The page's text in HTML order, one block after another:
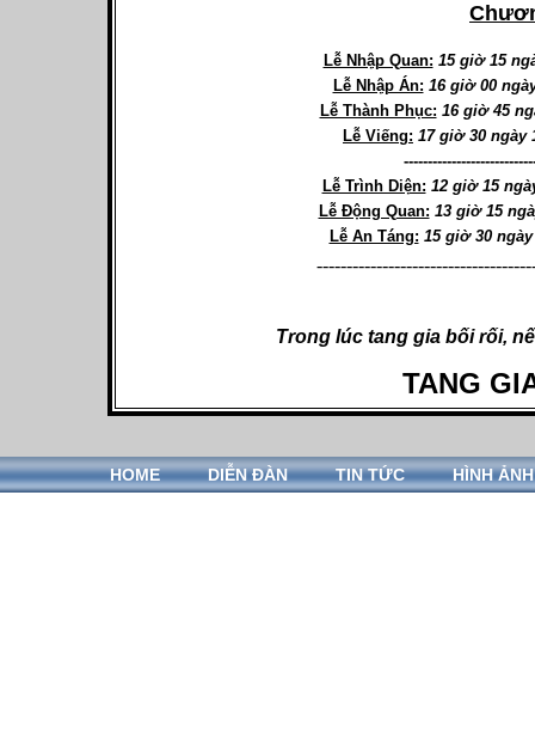
Lễ Nhập Quan: 15 giờ 15
Lễ Nhập Án: 16 giờ 00
Lễ Thành Phục: 16 giờ 45
Lễ Viếng: 17 giờ 30 ngày
Lễ Trình Diện: 12 giờ 15
Lễ Động Quan: 13 giờ 15
Lễ An Táng: 15 giờ 30
Trong lúc tang gia bối rối,
TANG
HOME DIỄN ĐÀN TIN TỨC HÌNH ẢNH